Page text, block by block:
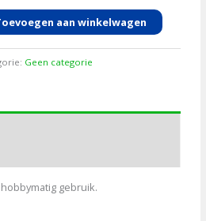
aan winkelwagen
Geen categorie
gebruik.